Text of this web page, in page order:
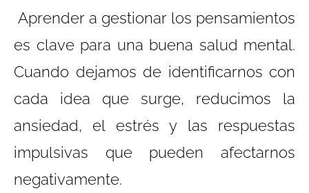
Aprender a gestionar los pensamientos
es clave para una buena salud mental.
Cuando dejamos de identificarnos con
cada idea que surge, reducimos la
ansiedad, el estrés y las respuestas
impulsivas que pueden afectarnos
negativamente.